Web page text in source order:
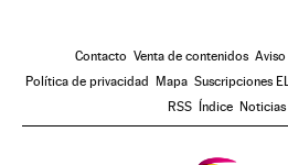
Contacto Venta de contenidos
Política de privacidad Mapa Suscripciones
RSS Índice